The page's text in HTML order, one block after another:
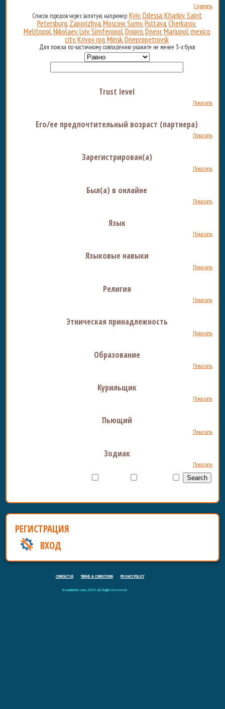
Спрятать
Список городов через запятую, например:Kyiv,Odessa,Kharkiv,Saint
Petersburg, Zaporizhya, Moscow,Sumy, Poltava,Cherkassy,
Melitopol,Nikolaev,Lviv,Simferopol,Dnipro,Dnepr,Mariupol,mexico
city, Krivoy rog, Minsk, Dnepropetrovsk
Для поиска по частичному совпадению укажите не менее 3-х букв
Trust level
Показать
Его/ее предпочтительный возраст (партнера)
Показать
Зарегистрирован(а)
Показать
Был(а) в онлайне
Показать
Язык
Показать
Языковые навыки
Показать
Религия
Показать
Этническая принадлежность
Показать
Образование
Показать
Курильщик
Показать
Пьющий
Показать
Зодиак
Показать
РЕГИСТРАЦИЯ
ВХОД
CONTACT US TERMS & CONDITIONS PRIVACY POLICY
© Lookbride.com, 2026. All Rights Reserved.